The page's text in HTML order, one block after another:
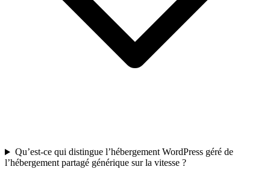
Qu’est-ce qui distingue l’hébergement WordPress géré de
l’hébergement partagé générique sur la vitesse ?